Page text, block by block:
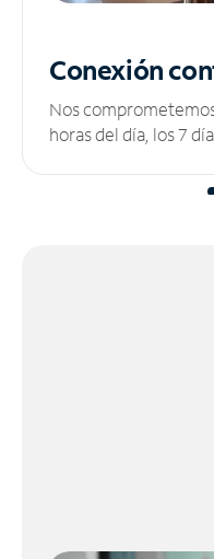
Conexión
Nos
horas del día, los 7